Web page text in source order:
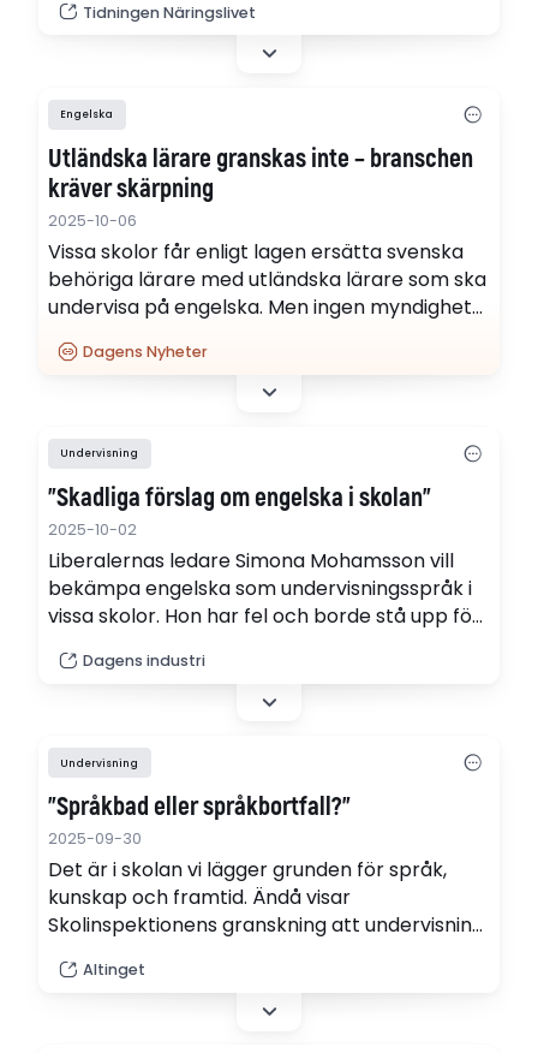
”Forskningen visar tvärtom att vi ska
omfamna flerspråkigheten”, säger
Tidningen Näringslivet
Engelska
Utländska lärare granskas inte – branschen
kräver skärpning
2025-10-06
Vissa skolor får enligt lagen ersätta svenska
behöriga lärare med utländska lärare som ska
undervisa på engelska. Men ingen myndighet
kontrollerar om de utländska lärarna har
tillräcklig kompetens.
Dagens Nyheter
Undervisning
"Skadliga förslag om engelska i skolan"
2025-10-02
Liberalernas ledare Simona Mohamsson vill
bekämpa engelska som undervisningsspråk i
vissa skolor. Hon har fel och borde stå upp för
Nilsson i en krönika.
Dagens industri
Undervisning
"Språkbad eller språkbortfall?"
2025-09-30
Det är i skolan vi lägger grunden för språk,
kunskap och framtid. Ändå visar
Skolinspektionens granskning att undervisning
vare sig kvalitet eller kompetens, skriver
krönikören Linnea Lindquist.
Altinget